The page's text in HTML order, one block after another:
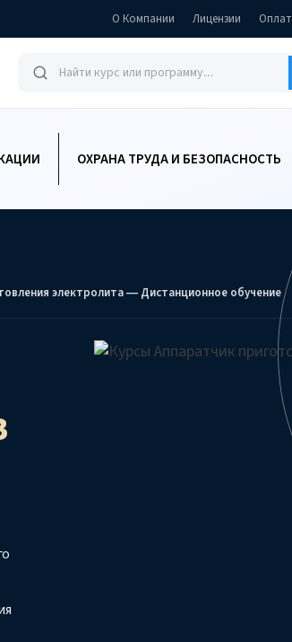
О Компании Лицензии
ОХРАНА ТРУДА И БЕЗОПАСНОСТЬ
электролита — Дистанционное обучение